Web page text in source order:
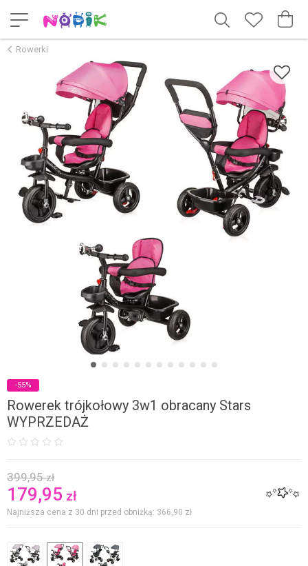
Rowerki
Rowerek trójkołowy 3w1 obracany Stars
WYPRZEDAŻ
399,95zł
179,95 zł
Najniższa cena z 30 dni przed obniżką: 366,90 zł
-55%